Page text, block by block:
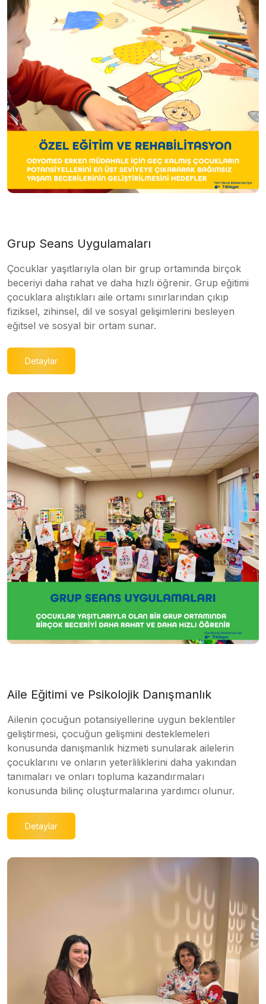
Grup Seans Uygulamaları
Çocuklar yaşıtlarıyla olan bir grup ortamında birçok
beceriyi daha rahat ve daha hızlı öğrenir. Grup eğitimi
çocuklara alıştıkları aile ortamı sınırlarından çıkıp
fiziksel, zihinsel, dil ve sosyal gelişimlerini besleyen
eğitsel ve sosyal bir ortam sunar.
Detaylar
Aile Eğitimi ve Psikolojik Danışmanlık
Ailenin çocuğun potansiyellerine uygun beklentiler
geliştirmesi, çocuğun gelişmini desteklemeleri
konusunda danışmanlık hizmeti sunularak ailelerin
çocuklarını ve onların yeterliliklerini daha yakından
tanımaları ve onları topluma kazandırmaları
konusunda bilinç oluşturmalarına yardımcı olunur.
Detaylar